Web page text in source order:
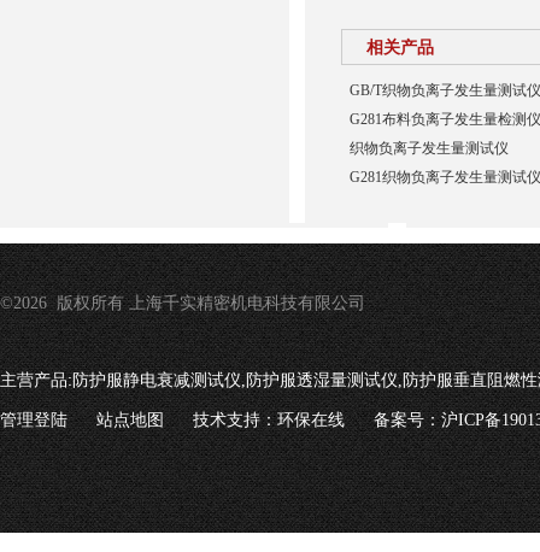
相关产品
GB/T织物负离子发生量测试仪
G281布料负离子发生量检测仪
织物负离子发生量测试仪
G281织物负离子发生量测试仪
©2026 版权所有 上海千实精密机电科技有限公司
主营产品:防护服静电衰减测试仪,防护服透湿量测试仪,防护服垂直阻燃
管理登陆 站点地图 技术支持：环保在线 备案号：沪ICP备